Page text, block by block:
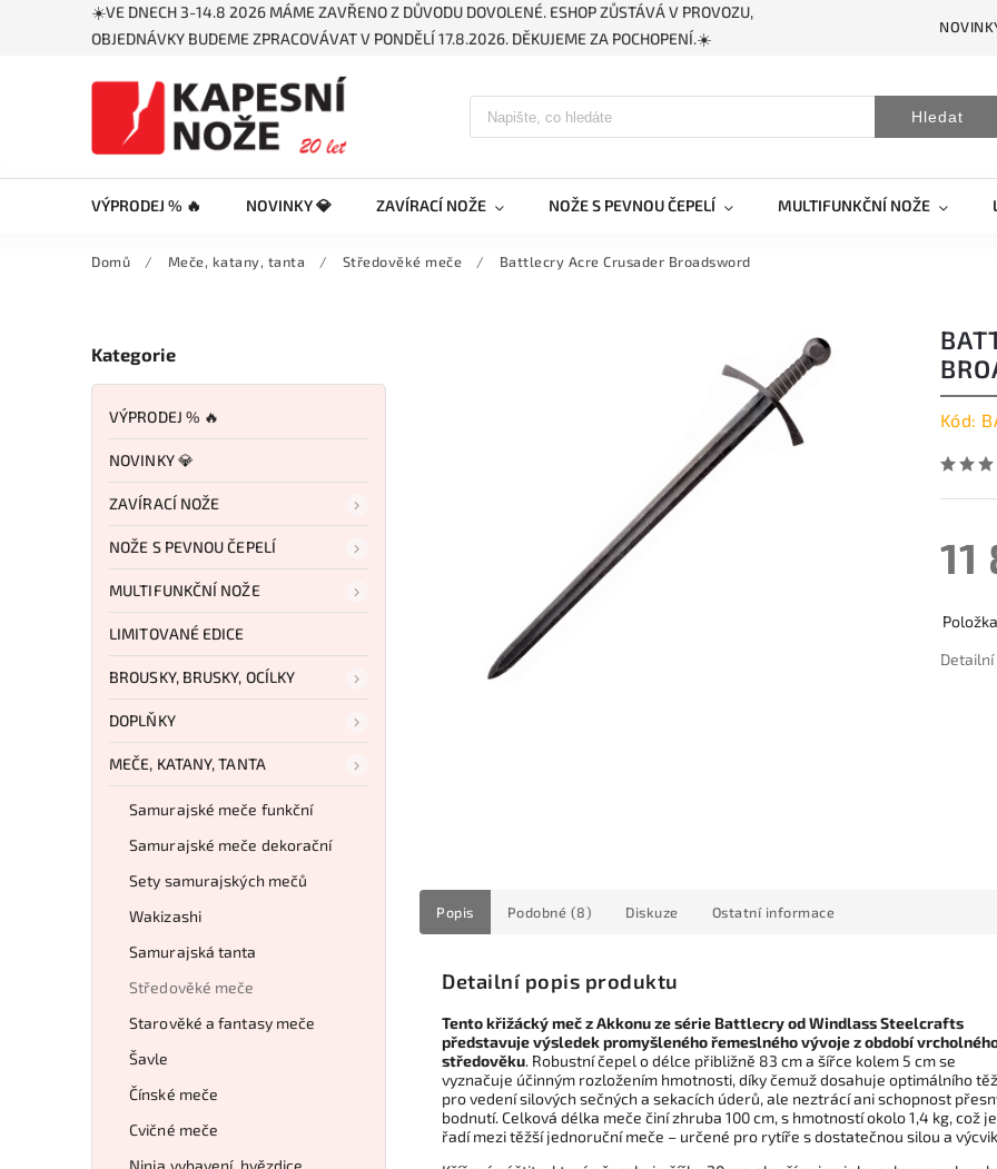
☀️VE DNECH 3-14.8 2026 MÁME ZAVŘENO Z DŮVODU DOVOLENÉ. ESHOP ZŮSTÁVÁ V PROVOZU,
OBJEDNÁVKY BUDEME ZPRACOVÁVAT V PONDĚLÍ 17.8.2026. DĚKUJEME ZA POCHOPENÍ.☀️
Hledat
VÝPRODEJ % 🔥 NOVINKY 💎 ZAVÍRACÍ NOŽE NOŽE S PEVNOU ČEPELÍ MULTIFUNKČNÍ NOŽE
Domů / Meče, katany, tanta / Středověké meče / Battlecry Acre Crusader Broadsword
Kategorie
VÝPRODEJ % 🔥
NOVINKY 💎
ZAVÍRACÍ NOŽE
NOŽE S PEVNOU ČEPELÍ
MULTIFUNKČNÍ NOŽE
LIMITOVANÉ EDICE
BROUSKY, BRUSKY, OCÍLKY
DOPLŇKY
MEČE, KATANY, TANTA
Samurajské meče funkční
Samurajské meče dekorační
Sety samurajských mečů
Wakizashi
Samurajská tanta
Středověké meče
Starověké a fantasy meče
Šavle
Čínské meče
Cvičné meče
Ninja vybavení, hvězdice
Kód:
11
Popis Podobné (8) Diskuze Ostatní informace
Detailní popis produktu
Tento křižácký meč z Akkonu ze série Battlecry od Windlass Steelcrafts
představuje výsledek promyšleného řemeslného vývoje z období
středověku. Robustní čepel o délce přibližně 83 cm a šířce kolem 5 cm se
vyznačuje účinným rozložením hmotnosti, díky čemuž dosahuje optimálního
pro vedení silových sečných a sekacích úderů, ale neztrácí ani schopnost
bodnutí. Celková délka meče činí zhruba 100 cm, s hmotností okolo 1,4 kg, což
řadí mezi těžší jednoruční meče – určené pro rytíře s dostatečnou silou a